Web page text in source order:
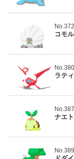
No.372
コモ
No.380
ラテ
No.387
ナエ
No.389